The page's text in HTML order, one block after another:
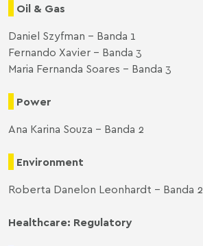
Oil & Gas
Daniel Szyfman – Banda 1
Fernando Xavier – Banda 3
Maria Fernanda Soares – Banda 3
Power
Ana Karina Souza – Banda 2
Environment
Roberta Danelon Leonhardt – Banda 2
Healthcare: Regulatory